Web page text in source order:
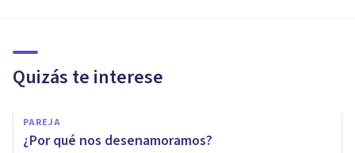
Quizás te interese
PAREJA
¿Por qué nos desenamoramos?